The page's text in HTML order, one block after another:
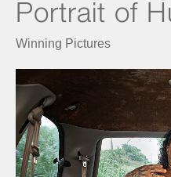
Portrait of
Winning Pictures